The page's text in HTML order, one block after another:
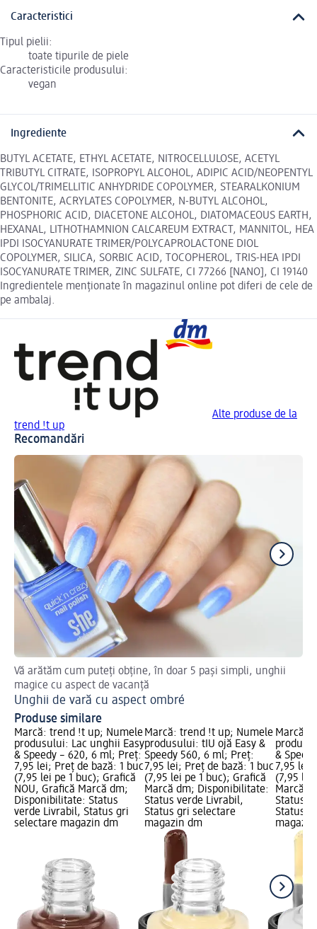
Caracteristici
Tipul pielii:
toate tipurile de piele
Caracteristicile produsului:
vegan
Ingrediente
BUTYL ACETATE, ETHYL ACETATE, NITROCELLULOSE, ACETYL
TRIBUTYL CITRATE, ISOPROPYL ALCOHOL, ADIPIC ACID/NEOPENTYL
GLYCOL/TRIMELLITIC ANHYDRIDE COPOLYMER, STEARALKONIUM
BENTONITE, ACRYLATES COPOLYMER, N-BUTYL ALCOHOL,
PHOSPHORIC ACID, DIACETONE ALCOHOL, DIATOMACEOUS EARTH,
HEXANAL, LITHOTHAMNION CALCAREUM EXTRACT, MANNITOL, HEA
IPDI ISOCYANURATE TRIMER/POLYCAPROLACTONE DIOL
COPOLYMER, SILICA, SORBIC ACID, TOCOPHEROL, TRIS-HEA IPDI
ISOCYANURATE TRIMER, ZINC SULFATE, CI 77266 [NANO], CI 19140
Ingredientele menționate în magazinul online pot diferi de cele de
pe ambalaj.
Alte produse de la
trend !t up
Recomandări
Vă arătăm cum puteți obține, în doar 5 pași simpli, unghii
magice cu aspect de vacanță
Unghii de vară cu aspect ombré
Produse similare
Marcă: trend !t up; Numele
produsului: Lac unghii Easy
& Speedy – 620, 6 ml; Preț:
7,95 lei; Preț de bază: 1 buc
(7,95 lei pe 1 buc); Grafică
NOU, Grafică Marcă dm;
Disponibilitate: Status
verde Livrabil, Status gri
selectare magazin dm
Marcă: trend !t up; Numele
produsului: tIU ojă Easy &
Speedy 560, 6 ml; Preț:
7,95 lei; Preț de bază: 1 buc
(7,95 lei pe 1 buc); Grafică
Marcă dm; Disponibilitate:
Status verde Livrabil,
Status gri selectare
magazin dm
Marcă:
&
7,95 lei;
(7,95 lei
Marcă
Status
Status